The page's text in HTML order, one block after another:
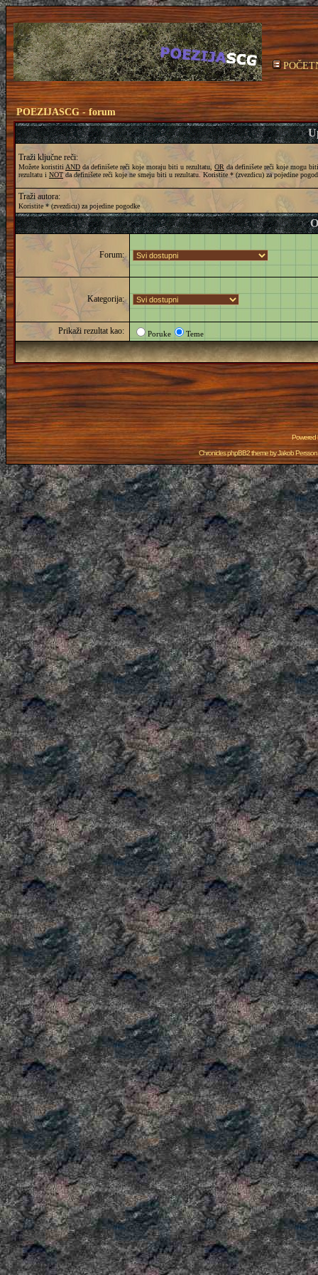
POEZIJASCG - forum
Traži ključne reči:
Možete koristiti AND da definišete reči koje moraju biti u rezultatu, OR da definišete reči koje mogu
rezultatu i NOTda definišete reči koje ne smeju biti u rezultatu. Koristite * (zvezdicu) za pojedine
Traži autora:
Koristite * (zvezdicu) za pojedine pogodke
Forum:
Kategorija:
Prikaži rezultat kao: Poruke Teme
Powered
Chronicles phpBB2 theme byJakob Persson